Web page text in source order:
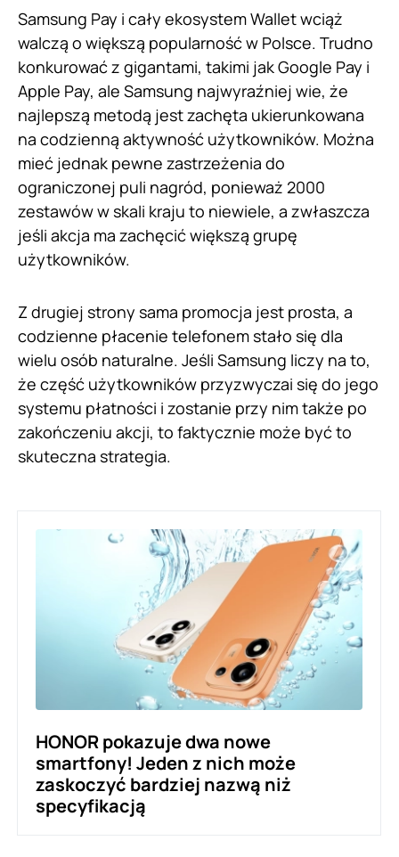
Samsung Pay i cały ekosystem Wallet wciąż
walczą o większą popularność w Polsce. Trudno
konkurować z gigantami, takimi jak Google Pay i
Apple Pay, ale Samsung najwyraźniej wie, że
najlepszą metodą jest zachęta ukierunkowana
na codzienną aktywność użytkowników. Można
mieć jednak pewne zastrzeżenia do
ograniczonej puli nagród, ponieważ 2000
zestawów w skali kraju to niewiele, a zwłaszcza
jeśli akcja ma zachęcić większą grupę
użytkowników.
Z drugiej strony sama promocja jest prosta, a
codzienne płacenie telefonem stało się dla
wielu osób naturalne. Jeśli Samsung liczy na to,
że część użytkowników przyzwyczai się do jego
systemu płatności i zostanie przy nim także po
zakończeniu akcji, to faktycznie może być to
skuteczna strategia.
HONOR pokazuje dwa nowe
smartfony! Jeden z nich może
zaskoczyć bardziej nazwą niż
specyfikacją